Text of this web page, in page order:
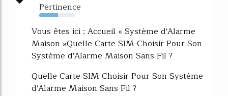
Pertinence
53%
Vous êtes ici : Accueil » Système d'Alarme
Maison »Quelle Carte SIM Choisir Pour Son
Système d'Alarme Maison Sans Fil ?
Quelle Carte SIM Choisir Pour Son Système
d'Alarme Maison Sans Fil ?